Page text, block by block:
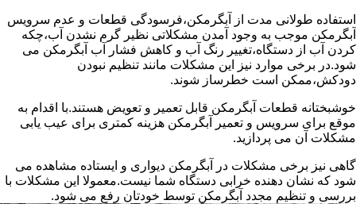
استفاده طولانی مدت از آبگرمکن،فرسودگی قطعات و عدم سرویس
آبگرمکن موجب به وجود آمدن مشکلاتی نظیر گرم نشدن آب،چکه
کردن آب از دستگاه،تغییر رنگ آب و کاهش فشار آب آبگرمکن می
شود.در برخی موارد نیز این مشکلات مانند تنظیم نبودن
دودکش،ممکن است خطرساز شوند.
خوشبختانه قطعات آبگرمکن قابل تعمیر و تعویض هستند.با اقدام به
موقع برای سرویس و تعمیر آبگرمکن هزینه کمتری برای عیب یابی
مشکلات آن می پردازید.
گاهی نیز برخی مشکلات در آبگرمکن دیواری و ایستاده مشاهده می
شود که نشان دهنده خرابی دستگاه شما نیست.معمولا این مشکلات با
بررسی و تنظیم مجدد آبگرمکن توسط خودتان رفع می شود.